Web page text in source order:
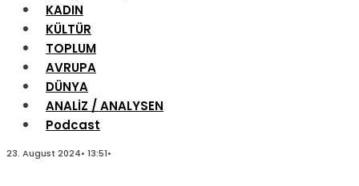
KADIN
KÜLTÜR
TOPLUM
AVRUPA
DÜNYA
ANALİZ / ANALYSEN
Podcast
23. August 2024• 13:51•